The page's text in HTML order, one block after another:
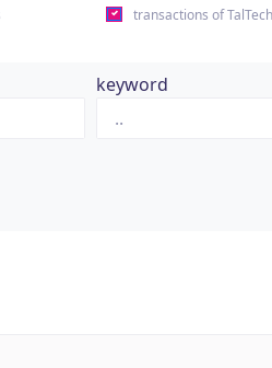
transactions of TalTech
keyword